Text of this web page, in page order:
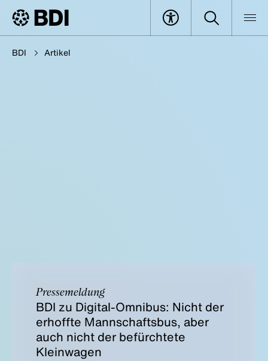
BDI Artikel
Pressemeldung
BDI zu Digital-Omnibus: Nicht der
erhoffte Mannschaftsbus, aber
auch nicht der befürchtete
Kleinwagen